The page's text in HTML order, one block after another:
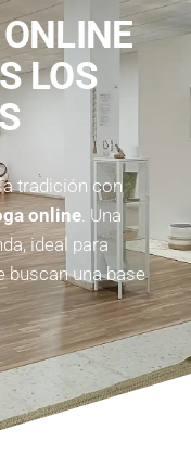
LOS
tradición con
online. Una
ideal para
buscan una base